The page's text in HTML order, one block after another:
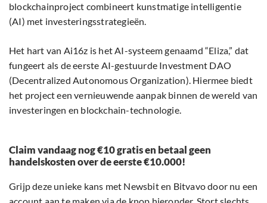
blockchainproject combineert kunstmatige intelligentie
(AI) met investeringsstrategieën.
Het hart van Ai16z is het AI-systeem genaamd “Eliza,” dat
fungeert als de eerste AI-gestuurde Investment DAO
(Decentralized Autonomous Organization). Hiermee biedt
het project een vernieuwende aanpak binnen de wereld van
investeringen en blockchain-technologie.
Claim vandaag nog €10 gratis en betaal geen
handelskosten over de eerste €10.000!
Grijp deze unieke kans met Newsbit en Bitvavo door nu een